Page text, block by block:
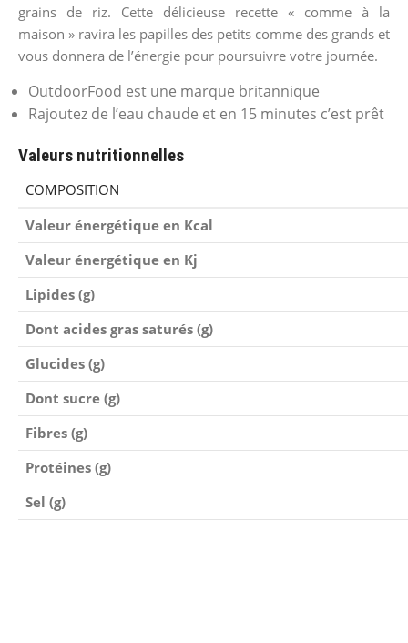
grains de riz. Cette délicieuse recette « comme à la
maison » ravira les papilles des petits comme des grands et
vous donnera de l’énergie pour poursuivre votre journée.
OutdoorFood est une marque britannique
Rajoutez de l’eau chaude et en 15 minutes c’est prêt
Valeurs nutritionnelles
COMPOSITION
Valeur énergétique en Kcal
Valeur énergétique en Kj
Lipides (g)
Dont acides gras saturés (g)
Glucides (g)
Dont sucre (g)
Fibres (g)
Protéines (g)
Sel (g)